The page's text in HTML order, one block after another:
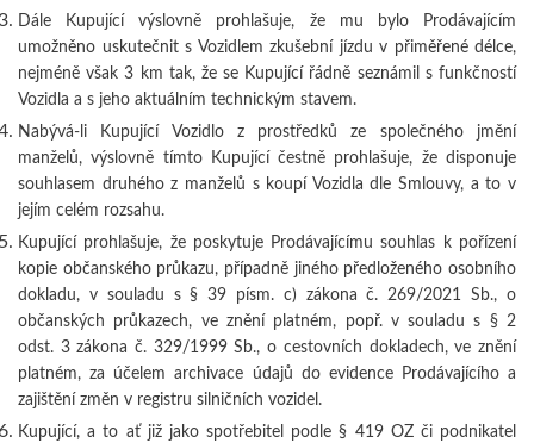
Dále Kupující výslovně prohlašuje, že mu bylo Prodávajícím
umožněno uskutečnit s Vozidlem zkušební jízdu v přiměřené délce,
nejméně však 3 km tak, že se Kupující řádně seznámil s funkčností
Vozidla a s jeho aktuálním technickým stavem.
Nabývá-li Kupující Vozidlo z prostředků ze společného jmění
manželů, výslovně tímto Kupující čestně prohlašuje, že disponuje
souhlasem druhého z manželů s koupí Vozidla dle Smlouvy, a to v
jejím celém rozsahu.
Kupující prohlašuje, že poskytuje Prodávajícímu souhlas k pořízení
kopie občanského průkazu, případně jiného předloženého osobního
dokladu, v souladu s § 39 písm. c) zákona č. 269/2021 Sb., o
občanských průkazech, ve znění platném, popř. v souladu s § 2
odst. 3 zákona č. 329/1999 Sb., o cestovních dokladech, ve znění
platném, za účelem archivace údajů do evidence Prodávajícího a
zajištění změn v registru silničních vozidel.
Kupující, a to ať již jako spotřebitel podle § 419 OZ či podnikatel